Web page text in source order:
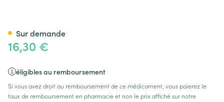
16,30 €
éligibles au remboursement
Si vous avez droit au remboursement de ce médicament, vous paierez le
taux de remboursement en pharmacie et non le prix affiché sur notre
Sur demande